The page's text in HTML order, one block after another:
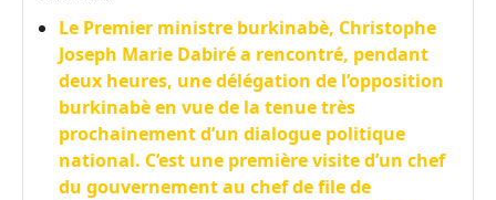
Le Premier ministre burkinabè, Christophe
Joseph Marie Dabiré a rencontré, pendant
deux heures, une délégation de l’opposition
burkinabè en vue de la tenue très
prochainement d’un dialogue politique
national. C’est une première visite d’un chef
du gouvernement au chef de file de